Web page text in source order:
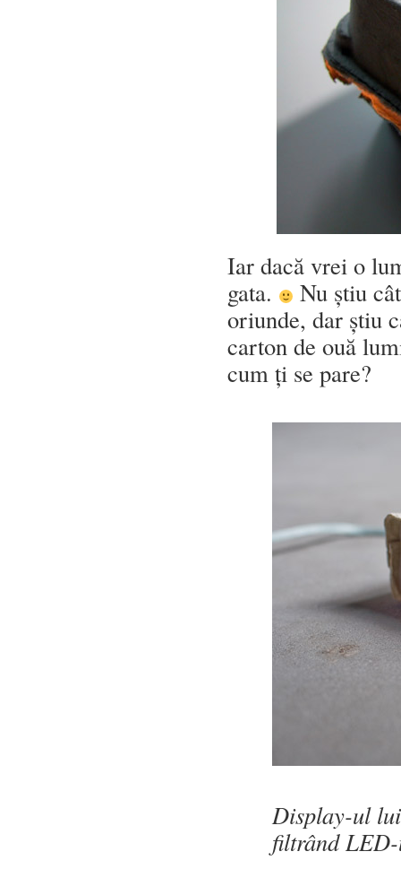
Iar dacă vrei o
gata.
Nu știu
oriunde, dar știu
carton de ouă
cum ți se pare?
Display-ul
filtrând